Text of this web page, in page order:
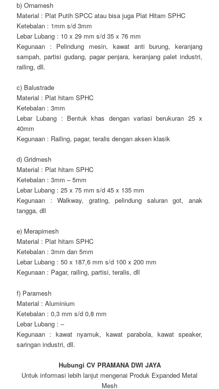
b) Ornamesh
Material : Plat Putih SPCC atau bisa juga Plat Hitam SPHC
Ketebalan : 1mm s/d 3mm
Lebar Lubang : 10 x 29 mm s/d 35 x 76 mm
Kegunaan : Pelindung mesin, kawat anti burung, keranjang
sampah, partisi gudang, pagar penjara, keranjang palet industri,
railing, dll.
c) Balustrade
Material : Plat hitam SPHC
Ketebalan : 3mm
Lebar Lubang : Bentuk khas dengan variasi berukuran 25 x
40mm
Kegunaan : Railing, pagar, teralis dengan aksen klasik
d) Gridmesh
Material : Plat hitam SPHC
Ketebalan : 3mm – 5mm
Lebar Lubang : 25 x 75 mm s/d 45 x 135 mm
Kegunaan : Walkway, grating, pelindung saluran got, anak
tangga, dll
e) Merapimesh
Material : Plat hitam SPHC
Ketebalan : 3mm dan 5mm
Lebar Lubang : 50 x 187,6 mm s/d 100 x 200 mm
Kegunaan : Pagar, railing, partisi, teralis, dll
f) Paramesh
Material : Aluminium
Ketebalan : 0,3 mm s/d 0,8 mm
Lebar Lubang : –
Kegunaan : kawat nyamuk, kawat parabola, kawat speaker,
saringan industri, dll.
Hubungi CV PRAMANA DWI JAYA
Untuk informasi lebih lanjut mengenai Produk Expanded Metal
Mesh